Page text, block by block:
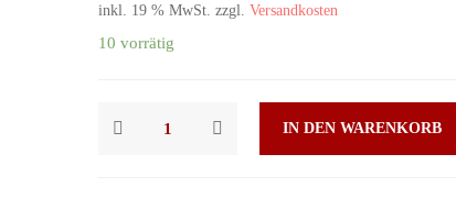
inkl. 19 % MwSt. zzgl. Versandkosten
10 vorrätig
IN DEN WARENKORB